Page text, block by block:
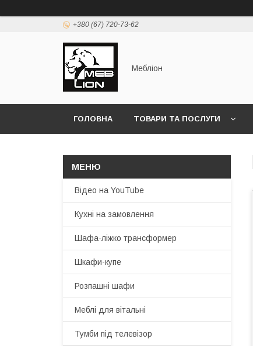
+380 (67) 720-73-62
Мебліон
ГОЛОВНА ТОВАРИ ТА ПОСЛУГИ
Відео на YouTube
Кухні на замовлення
Шафа-ліжко трансформер
Шкафи-купе
Розпашні шафи
Меблі для вітальні
Тумби під телевізор